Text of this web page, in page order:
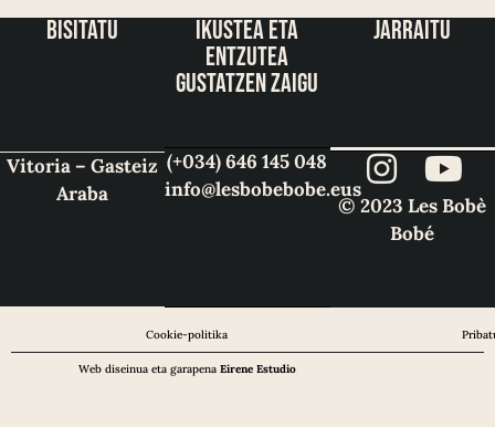
bisitatu
Vitoria – Gasteiz
Araba
ikustea eta
entzutea
gustatzen zaigu
(+034) 646 145 048
info@lesbobebobe.eus
jarraitu
© 2023 Les Bobè
Bobé
Cookie-politika
Web diseinua eta garapena Eirene Estudio